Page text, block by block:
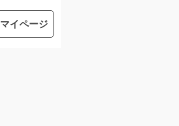
マイページ